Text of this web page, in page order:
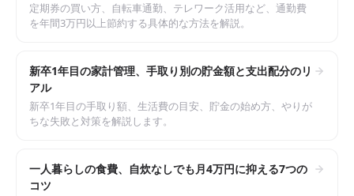
定期券の買い方、自転車通勤、テレワーク活用など、通勤費
を年間3万円以上節約する具体的な方法を解説。
新卒1年目の家計管理、手取り別の貯金額と支出配分のリ
アル
新卒1年目の手取り額、生活費の目安、貯金の始め方、やりが
ちな失敗と対策を解説します。
一人暮らしの食費、自炊なしでも月4万円に抑える7つの
コツ